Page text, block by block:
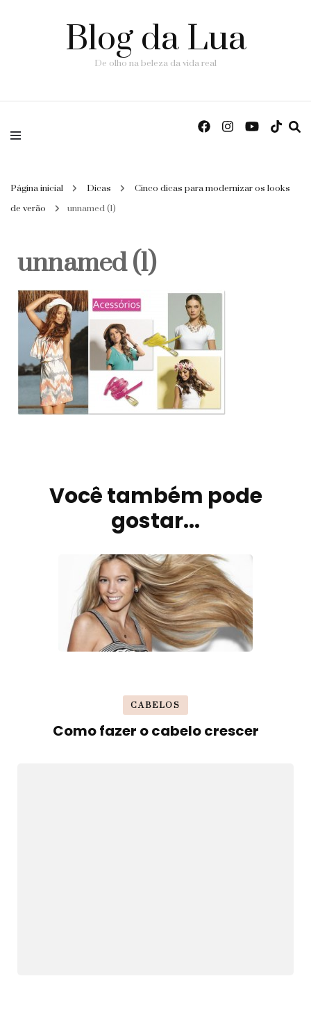
Blog da Lua
De olho na beleza da vida real
Página inicial Dicas
Cinco dicas para modernizar os looks
de verão
unnamed (1)
unnamed (1)
Você também pode
gostar...
CABELOS
Como fazer o cabelo crescer